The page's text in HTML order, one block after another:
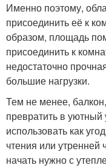
Именно поэтому,
присоединить её к
образом, площадь
присоединить к
недостаточно
большие нагрузки.
Тем не менее,
превратить в
использовать как
чтения или
начать нужно с